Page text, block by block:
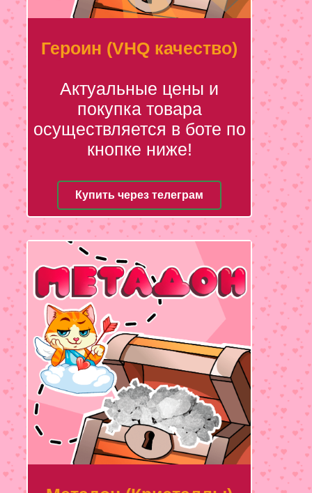
Героин (VHQ качество)
Актуальные цены и
покупка товара
осуществляется в боте по
кнопке ниже!
Купить через телеграм